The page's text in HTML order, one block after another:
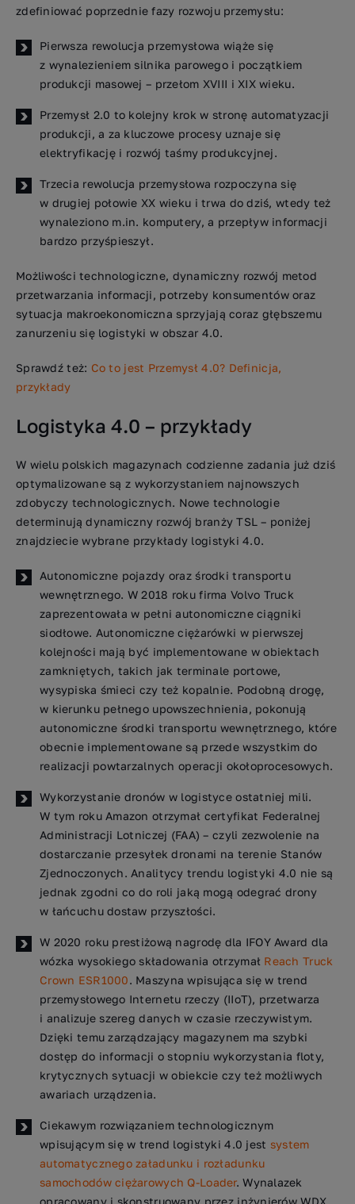
zdefiniować poprzednie fazy rozwoju przemysłu:
Pierwsza rewolucja przemysłowa wiąże się
z wynalezieniem silnika parowego i początkiem
produkcji masowej – przełom XVIII i XIX wieku.
Przemysł 2.0 to kolejny krok w stronę automatyzacji
produkcji, a za kluczowe procesy uznaje się
elektryfikację i rozwój taśmy produkcyjnej.
Trzecia rewolucja przemysłowa rozpoczyna się
w drugiej połowie XX wieku i trwa do dziś, wtedy też
wynaleziono m.in. komputery, a przepływ informacji
bardzo przyśpieszył.
Możliwości technologiczne, dynamiczny rozwój metod
przetwarzania informacji, potrzeby konsumentów oraz
sytuacja makroekonomiczna sprzyjają coraz głębszemu
zanurzeniu się logistyki w obszar 4.0.
Sprawdź też: Co to jest Przemysł 4.0? Definicja,
przykłady
Logistyka 4.0 – przykłady
W wielu polskich magazynach codzienne zadania już dziś
optymalizowane są z wykorzystaniem najnowszych
zdobyczy technologicznych. Nowe technologie
determinują dynamiczny rozwój branży TSL – poniżej
znajdziecie wybrane przykłady logistyki 4.0.
Autonomiczne pojazdy oraz środki transportu
wewnętrznego. W 2018 roku firma Volvo Truck
zaprezentowała w pełni autonomiczne ciągniki
siodłowe. Autonomiczne ciężarówki w pierwszej
kolejności mają być implementowane w obiektach
zamkniętych, takich jak terminale portowe,
wysypiska śmieci czy też kopalnie. Podobną drogę,
w kierunku pełnego upowszechnienia, pokonują
autonomiczne środki transportu wewnętrznego, które
obecnie implementowane są przede wszystkim do
realizacji powtarzalnych operacji okołoprocesowych.
Wykorzystanie dronów w logistyce ostatniej mili.
W tym roku Amazon otrzymał certyfikat Federalnej
Administracji Lotniczej (FAA) – czyli zezwolenie na
dostarczanie przesyłek dronami na terenie Stanów
Zjednoczonych. Analitycy trendu logistyki 4.0 nie są
jednak zgodni co do roli jaką mogą odegrać drony
w łańcuchu dostaw przyszłości.
W 2020 roku prestiżową nagrodę dla IFOY Award dla
wózka wysokiego składowania otrzymał Reach Truck
Crown ESR1000. Maszyna wpisująca się w trend
przemysłowego Internetu rzeczy (IIoT), przetwarza
i analizuje szereg danych w czasie rzeczywistym.
Dzięki temu zarządzający magazynem ma szybki
dostęp do informacji o stopniu wykorzystania floty,
krytycznych sytuacji w obiekcie czy też możliwych
awariach urządzenia.
Ciekawym rozwiązaniem technologicznym
wpisującym się w trend logistyki 4.0 jest system
automatycznego załadunku i rozładunku
samochodów ciężarowych Q-Loader. Wynalazek
opracowany i skonstruowany przez inżynierów WDX